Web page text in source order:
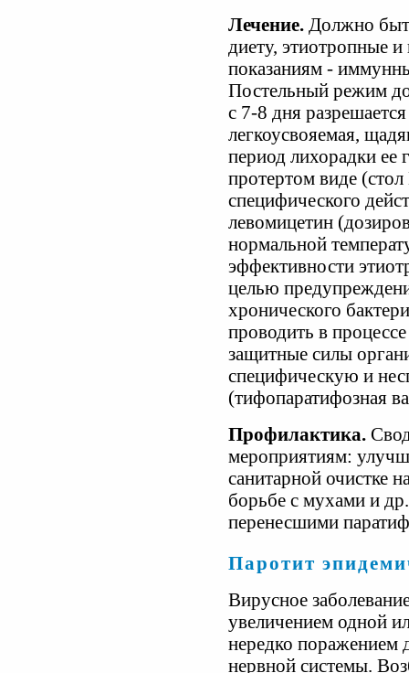
Лечение. Должно
диету, этиотропные и
показаниям -
Постельный режим
с 7-8 дня
легкоусвояемая,
период лихорадки ее
протертом виде
специфического
левомицетин
нормальной
эффективности
целью
хронического
проводить в
защитные силы
специфическую и
(тифопаратифозная
Профилактика.
мероприятиям:
санитарной очистке
борьбе с мухами и
перенесшими
Паротит
Вирусное
увеличением одной
нередко поражением
нервной системы.